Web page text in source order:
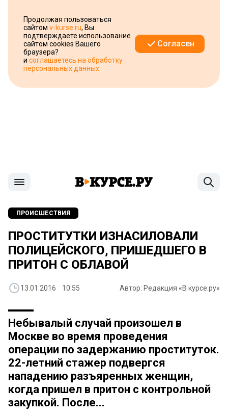
Продолжая пользоваться
сайтом v-kurse.ru, Вы
подтверждаете использование
сайтом cookies Вашего
браузера?
и соглашаетесь на обработку
персональных данных
Согласен
ПРОИСШЕСТВИЯ
ПРОСТИТУТКИ ИЗНАСИЛОВАЛИ
ПОЛИЦЕЙСКОГО, ПРИШЕДШЕГО В
ПРИТОН С ОБЛАВОЙ
13.01.2016 10:55 Автор: Редакция «В курсе.ру»
Небывалый случай произошел в
Москве во время проведения
операции по задержанию проституток.
22-летний стажер подвергся
нападению разъяренных женщин,
когда пришел в притон с контрольной
закупкой. После...